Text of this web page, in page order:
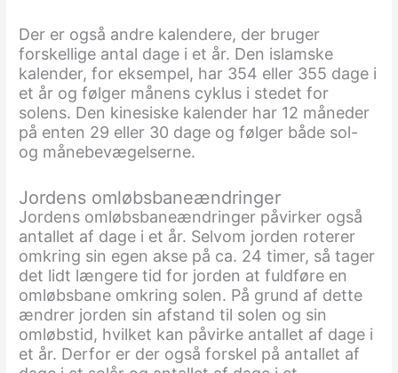
Der er også andre kalendere, der bruger
forskellige antal dage i et år. Den islamske
kalender, for eksempel, har 354 eller 355 dage i
et år og følger månens cyklus i stedet for
solens. Den kinesiske kalender har 12 måneder
på enten 29 eller 30 dage og følger både sol-
og månebevægelserne.
Jordens omløbsbaneændringer
Jordens omløbsbaneændringer påvirker også
antallet af dage i et år. Selvom jorden roterer
omkring sin egen akse på ca. 24 timer, så tager
det lidt længere tid for jorden at fuldføre en
omløbsbane omkring solen. På grund af dette
ændrer jorden sin afstand til solen og sin
omløbstid, hvilket kan påvirke antallet af dage i
et år. Derfor er der også forskel på antallet af